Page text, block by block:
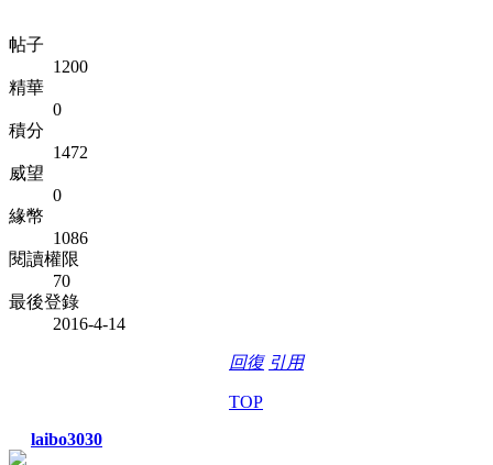
帖子
1200
精華
0
積分
1472
威望
0
緣幣
1086
閱讀權限
70
最後登錄
2016-4-14
回復 引用
TOP
laibo3030